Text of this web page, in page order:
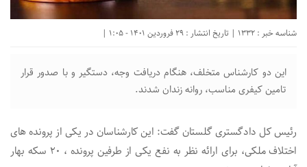
شناسه خبر : 1332 | تاریخ انتشار : 29 فروردین 1401 - 1:05 |
این دو کارشناس متخلف، هنگام دریافت وجه، دستگیر و با صدور قرار
تامین کیفری مناسب، روانه زندان شدند.
رئیس کل دادگستری گلستان گفت: این کارشناسان در یکی از پرونده های
اختلاف ملکی، برای ارائه نظر به نفع یکی از طرفین پرونده ، 20 سکه بهار